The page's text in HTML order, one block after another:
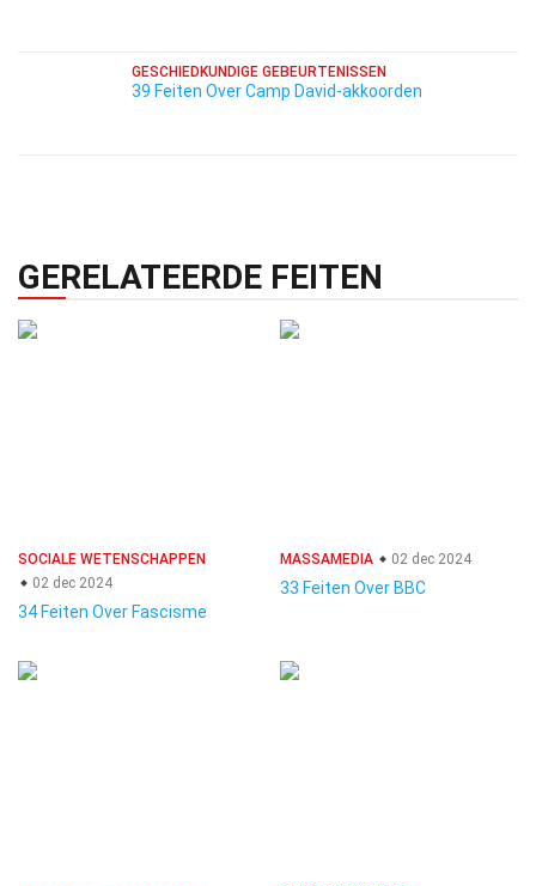
GESCHIEDKUNDIGE GEBEURTENISSEN
39 Feiten Over Camp David-akkoorden
GERELATEERDE FEITEN
SOCIALE WETENSCHAPPEN
02 dec 2024
34 Feiten Over Fascisme
MASSAMEDIA 02 dec 2024
33 Feiten Over BBC